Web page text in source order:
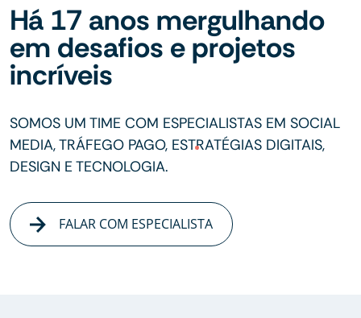
Há 17 anos mergulhando
em desafios e projetos
incríveis
SOMOS UM TIME COM ESPECIALISTAS EM SOCIAL
MEDIA, TRÁFEGO PAGO, ESTRATÉGIAS DIGITAIS,
DESIGN E TECNOLOGIA.
FALAR COM ESPECIALISTA